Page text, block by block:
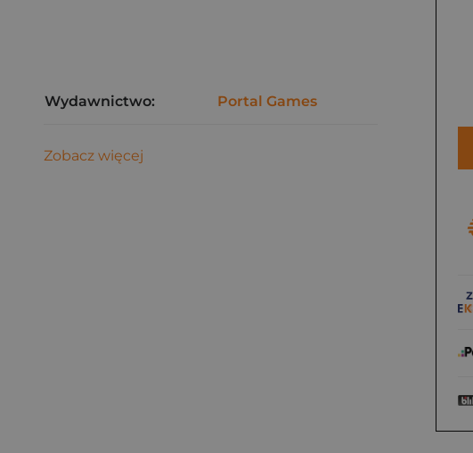
Wydawnictwo: Portal Games
Zobacz więcej